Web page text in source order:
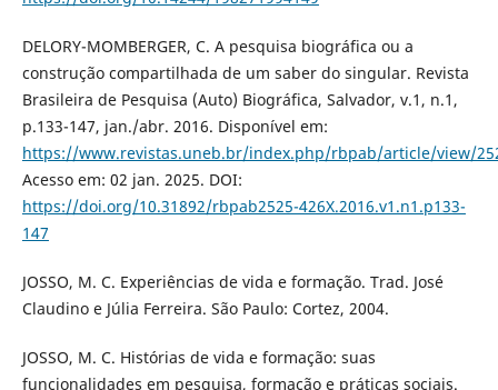
DELORY-MOMBERGER, C. A pesquisa biográfica ou a
construção compartilhada de um saber do singular. Revista
Brasileira de Pesquisa (Auto) Biográfica, Salvador, v.1, n.1,
p.133-147, jan./abr. 2016. Disponível em:
https://www.revistas.uneb.br/index.php/rbpab/article/view/
Acesso em: 02 jan. 2025. DOI:
https://doi.org/10.31892/rbpab2525-426X.2016.v1.n1.p133-
147
JOSSO, M. C. Experiências de vida e formação. Trad. José
Claudino e Júlia Ferreira. São Paulo: Cortez, 2004.
JOSSO, M. C. Histórias de vida e formação: suas
funcionalidades em pesquisa, formação e práticas sociais.